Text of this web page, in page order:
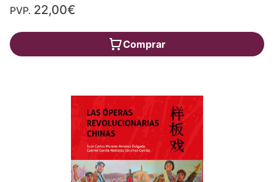
PVP. 22,00€
Comprar